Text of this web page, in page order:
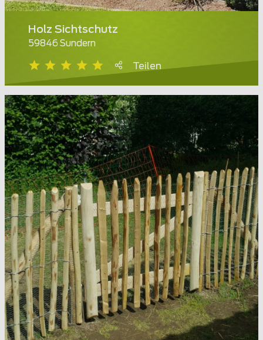
Holz Sichtschutz
59846 Sundern
Teilen